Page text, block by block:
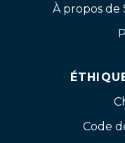
À propos de
Code